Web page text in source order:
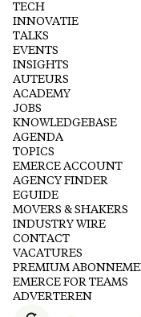
TECH
INNOVATIE
TALKS
EVENTS
INSIGHTS
AUTEURS
ACADEMY
JOBS
KNOWLEDGEBASE
AGENDA
TOPICS
EMERCE ACCOUNT
AGENCY FINDER
EGUIDE
MOVERS & SHAKERS
INDUSTRY WIRE
CONTACT
VACATURES
PREMIUM
EMERCE FOR TEAMS
ADVERTEREN